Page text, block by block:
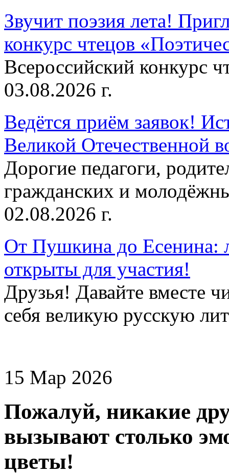
Звучит поэзия лета!
конкурс чтецов
Всероссийский конкурс
03.08.2026 г.
Ведётся приём заявок!
Великой Отечественной
Дорогие педагоги,
гражданских и
02.08.2026 г.
От Пушкина до Есенина:
открыты для участия!
Друзья! Давайте вместе
себя великую русскую
15 Мар 2026
Пожалуй, никакие
вызывают столько
цветы!